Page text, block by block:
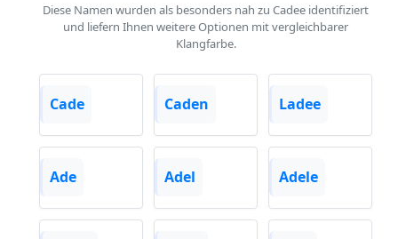
Diese Namen wurden als besonders nah zu Cadee identifiziert
und liefern Ihnen weitere Optionen mit vergleichbarer
Klangfarbe.
Cade Caden Ladee
Ade Adel Adele